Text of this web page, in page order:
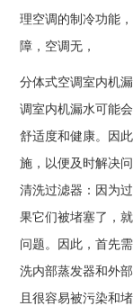
理空调的制冷功能
障，空调无，
分体式空调室内机
调室内机漏水可能
舒适度和健康。因
施，以便及时解决
清洗过滤器：因为
果它们被堵塞了，
问题。因此，首先
洗内部蒸发器和外
且很容易被污染和